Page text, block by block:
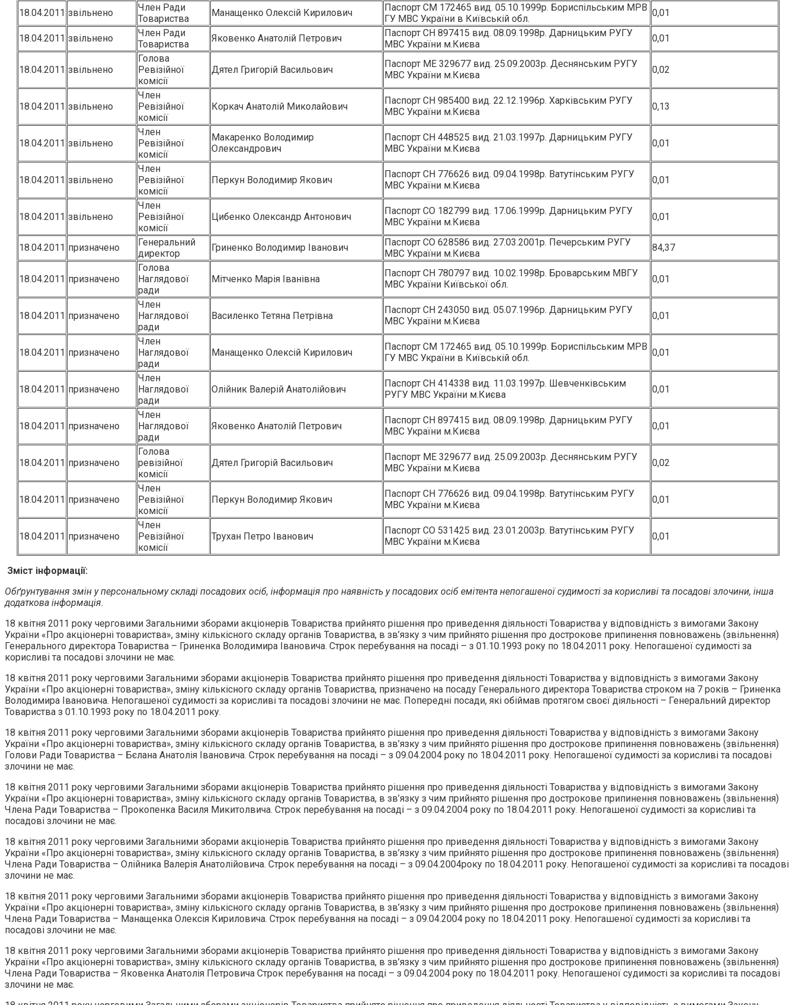
18.04.2011 звільнено
Член Ради
Товариства
Манащенко Олексій Кирилович
Паспорт СМ 172465 вид. 05.10.1999р. Бориспільським МРВ
ГУ МВС України в Київській обл.
0,01
18.04.2011 звільнено
Член Ради
Товариства
Яковенко Анатолій Петрович
Паспорт СН 897415 вид. 08.09.1998р. Дарницьким РУГУ
МВС України м.Києва
0,01
18.04.2011 звільнено
Голова
Ревізійної
комісії
Дятел Григорій Васильович
Паспорт МЕ 329677 вид. 25.09.2003р. Деснянським РУГУ
МВС України м.Києва
0,02
18.04.2011 звільнено
Член
Ревізійної
комісії
Коркач Анатолій Миколайович
Паспорт СН 985400 вид. 22.12.1996р. Харківським РУГУ
МВС України м.Києва
0,13
18.04.2011 звільнено
Член
Ревізійної
комісії
Макаренко Володимир
Олександрович
Паспорт СН 448525 вид. 21.03.1997р. Дарницьким РУГУ
МВС України м.Києва
0,01
18.04.2011 звільнено
Член
Ревізійної
комісії
Перкун Володимир Якович
Паспорт СН 776626 вид. 09.04.1998р. Ватутінським РУГУ
МВС України м.Києва
0,01
18.04.2011 звільнено
Член
Ревізійної
комісії
Цибенко Олександр Антонович
Паспорт СО 182799 вид. 17.06.1999р. Дарницьким РУГУ
МВС України м.Києва
0,01
18.04.2011 призначено
Генеральний
директор
Гриненко Володимир Іванович
Паспорт СО 628586 вид. 27.03.2001р. Печерським РУГУ
МВС України м.Києва
84,37
18.04.2011 призначено
Голова
Наглядової
ради
Мітченко Марія Іванівна
Паспорт СН 780797 вид. 10.02.1998р. Броварським МВГУ
МВС України Київської обл.
0,01
18.04.2011 призначено
Член
Наглядової
ради
Василенко Тетяна Петрівна
Паспорт СН 243050 вид. 05.07.1996р. Дарницьким РУГУ
МВС України м.Києва
0,01
18.04.2011 призначено
Член
Наглядової
ради
Манащенко Олексій Кирилович
Паспорт СМ 172465 вид. 05.10.1999р. Бориспільським МРВ
ГУ МВС України в Київській обл.
0,01
18.04.2011 призначено
Член
Наглядової
ради
Олійник Валерій Анатолійович
Паспорт СН 414338 вид. 11.03.1997р. Шевченківським
РУГУ МВС України м.Києва
0,01
18.04.2011 призначено
Член
Наглядової
ради
Яковенко Анатолій Петрович
Паспорт СН 897415 вид. 08.09.1998р. Дарницьким РУГУ
МВС України м.Києва
0,01
18.04.2011 призначено
Голова
ревізійної
комісії
Дятел Григорій Васильович
Паспорт МЕ 329677 вид. 25.09.2003р. Деснянським РУГУ
МВС України м.Києва
0,02
18.04.2011 призначено
Член
Ревізійної
комісії
Перкун Володимир Якович
Паспорт СН 776626 вид. 09.04.1998р. Ватутінським РУГУ
МВС України м.Києва
0,01
18.04.2011 призначено
Член
Ревізійної
комісії
Трухан Петро Іванович
Паспорт СО 531425 вид. 23.01.2003р. Ватутінським РУГУ
МВС України м.Києва
0,01
Зміст інформації:
Обґрунтування змін у персональному складі посадових осіб, інформація про наявність у посадових осіб емітента непогашеної судимості за корисливі та посадові злочини, інша
додаткова інформація.
18 квітня 2011 року черговими Загальними зборами акціонерів Товариства прийнято рішення про приведення діяльності Товариства у відповідність з вимогами Закону
України «Про акціонерні товариства», зміну кількісного складу органів Товариства, в зв’язку з чим прийнято рішення про дострокове припинення повноважень (звільнення)
Генерального директора Товариства – Гриненка Володимира Івановича. Строк перебування на посаді – з 01.10.1993 року по 18.04.2011 року. Непогашеної судимості за
корисливі та посадові злочини не має.
18 квітня 2011 року черговими Загальними зборами акціонерів Товариства прийнято рішення про приведення діяльності Товариства у відповідність з вимогами Закону
України «Про акціонерні товариства», зміну кількісного складу органів Товариства, призначено на посаду Генерального директора Товариства строком на 7 років – Гриненка
Володимира Івановича. Непогашеної судимості за корисливі та посадові злочини не має. Попередні посади, які обіймав протягом своєї діяльності – Генеральний директор
Товариства з 01.10.1993 року по 18.04.2011 року.
18 квітня 2011 року черговими Загальними зборами акціонерів Товариства прийнято рішення про приведення діяльності Товариства у відповідність з вимогами Закону
України «Про акціонерні товариства», зміну кількісного складу органів Товариства, в зв’язку з чим прийнято рішення про дострокове припинення повноважень (звільнення)
Голови Ради Товариства – Бєлана Анатолія Івановича. Строк перебування на посаді – з 09.04.2004 року по 18.04.2011 року. Непогашеної судимості за корисливі та посадові
злочини не має.
18 квітня 2011 року черговими Загальними зборами акціонерів Товариства прийнято рішення про приведення діяльності Товариства у відповідність з вимогами Закону
України «Про акціонерні товариства», зміну кількісного складу органів Товариства, в зв’язку з чим прийнято рішення про дострокове припинення повноважень (звільнення)
Члена Ради Товариства – Прокопенка Василя Микитолвича. Строк перебування на посаді – з 09.04.2004 року по 18.04.2011 року. Непогашеної судимості за корисливі та
посадові злочини не має.
18 квітня 2011 року черговими Загальними зборами акціонерів Товариства прийнято рішення про приведення діяльності Товариства у відповідність з вимогами Закону
України «Про акціонерні товариства», зміну кількісного складу органів Товариства, в зв’язку з чим прийнято рішення про дострокове припинення повноважень (звільнення)
Члена Ради Товариства – Олійника Валерія Анатолійовича. Строк перебування на посаді – з 09.04.2004року по 18.04.2011 року. Непогашеної судимості за корисливі та посадові
злочини не має.
18 квітня 2011 року черговими Загальними зборами акціонерів Товариства прийнято рішення про приведення діяльності Товариства у відповідність з вимогами Закону
України «Про акціонерні товариства», зміну кількісного складу органів Товариства, в зв’язку з чим прийнято рішення про дострокове припинення повноважень (звільнення)
Члена Ради Товариства – Манащенка Олексія Кириловича. Строк перебування на посаді – з 09.04.2004 року по 18.04.2011 року. Непогашеної судимості за корисливі та
посадові злочини не має.
18 квітня 2011 року черговими Загальними зборами акціонерів Товариства прийнято рішення про приведення діяльності Товариства у відповідність з вимогами Закону
України «Про акціонерні товариства», зміну кількісного складу органів Товариства, в зв’язку з чим прийнято рішення про дострокове припинення повноважень (звільнення)
Члена Ради Товариства – Яковенка Анатолія Петровича Строк перебування на посаді – з 09.04.2004 року по 18.04.2011 року. Непогашеної судимості за корисливі та посадові
злочини не має.